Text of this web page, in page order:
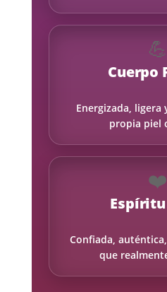
💪
Cuerpo
Energizada, ligera
propia piel
❤️
Confiada,
que